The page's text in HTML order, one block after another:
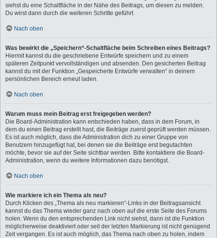
siehst du eine Schaltfläche in der Nähe des Beitrags, um diesen zu melden.
Du wirst dann durch die weiteren Schritte geführt.
Nach oben
Was bewirkt die „Speichern“-Schaltfläche beim Schreiben eines Beitrags?
Hiermit kannst du die geschriebene Entwürfe speichern und zu einem
späteren Zeitpunkt vervollständigen und absenden. Den gesicherten Beitrag
kannst du mit der Funktion „Gespeicherte Entwürfe verwalten“ in deinem
persönlichen Bereich erneut laden.
Nach oben
Warum muss mein Beitrag erst freigegeben werden?
Die Board-Administration kann entschieden haben, dass in dem Forum, in
dem du einen Beitrag erstellt hast, die Beiträge zuerst geprüft werden müssen.
Es ist auch möglich, dass die Administration dich zu einer Gruppe von
Benutzern hinzugefügt hat, bei denen sie die Beiträge erst begutachten
möchte, bevor sie auf der Seite sichtbar werden. Bitte kontaktiere die Board-
Administration, wenn du weitere Informationen dazu benötigst.
Nach oben
Wie markiere ich ein Thema als neu?
Durch Klicken des „Thema als neu markieren“-Links in der Beitragsansicht
kannst du das Thema wieder ganz nach oben auf die erste Seite des Forums
holen. Wenn du den entsprechenden Link nicht siehst, dann ist die Funktion
möglicherweise deaktiviert oder seit der letzten Markierung ist nicht genügend
Zeit vergangen. Es ist auch möglich, das Thema nach oben zu holen, indem